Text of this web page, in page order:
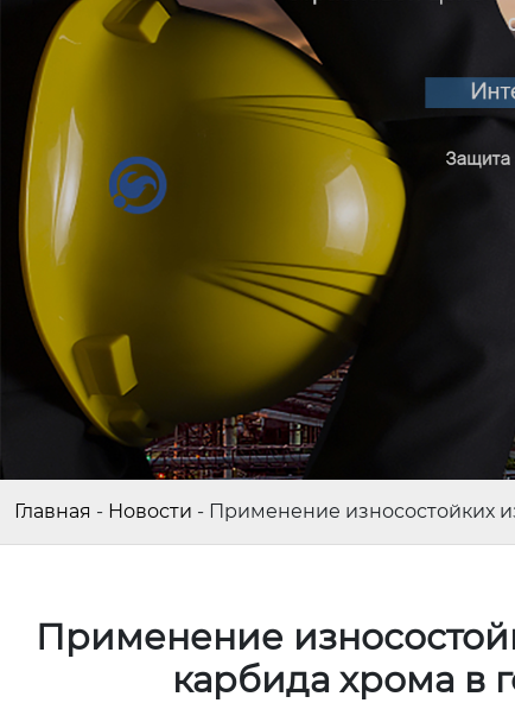
Главная - Новости - Применение износостойких
Применение
карбида хрома в